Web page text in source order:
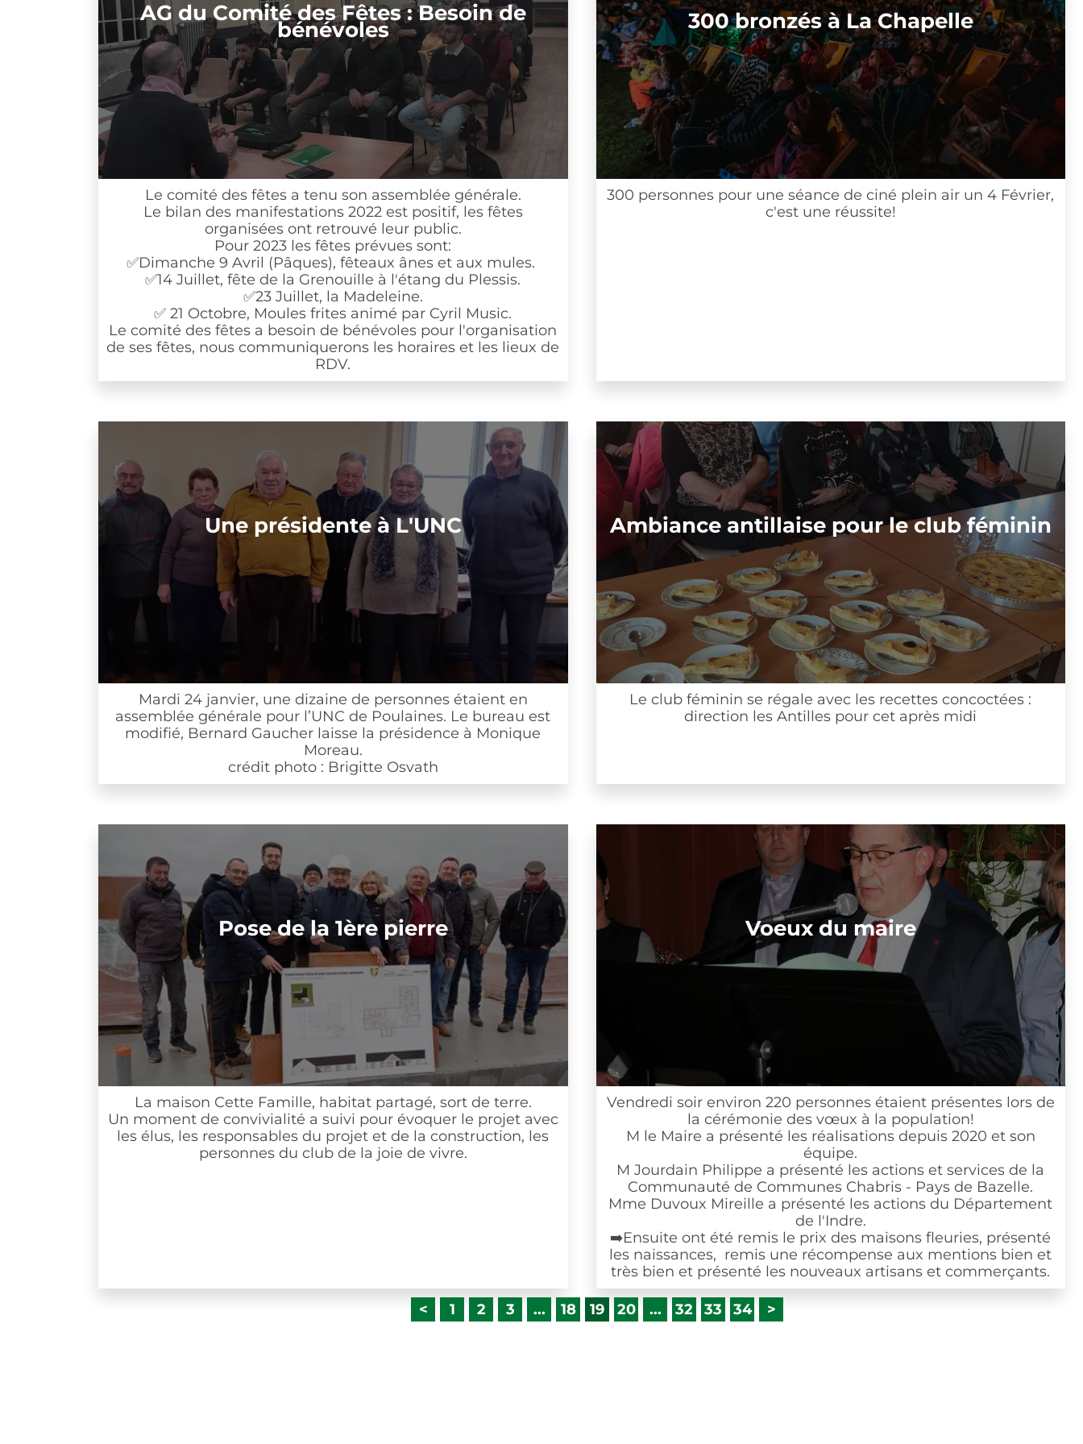
AG du Comité des Fêtes : Besoin de
bénévoles
Le comité des fêtes a tenu son assemblée générale.
Le bilan des manifestations 2022 est positif, les fêtes
organisées ont retrouvé leur public.
Pour 2023 les fêtes prévues sont:
✅️Dimanche 9 Avril (Pâques), fêteaux ânes et aux mules.
✅️14 Juillet, fête de la Grenouille à l'étang du Plessis.
✅️23 Juillet, la Madeleine.
✅️ 21 Octobre, Moules frites animé par Cyril Music.
Le comité des fêtes a besoin de bénévoles pour l'organisation
de ses fêtes, nous communiquerons les horaires et les lieux de
300 bronzés à La Chapelle
300 personnes pour une séance de ciné plein air un 4 Février,
c'est une réussite!
Une présidente à L'UNC
Mardi 24 janvier, une dizaine de personnes étaient en
assemblée générale pour l’UNC de Poulaines. Le bureau est
modifié, Bernard Gaucher laisse la présidence à Monique
Moreau.
crédit photo : Brigitte Osvath
Ambiance antillaise pour le club féminin
Le club féminin se régale avec les recettes concoctées :
direction les Antilles pour cet après midi
Pose de la 1ère pierre
La maison Cette Famille, habitat partagé, sort de terre.
Un moment de convivialité a suivi pour évoquer le projet avec
les élus, les responsables du projet et de la construction, les
personnes du club de la joie de vivre.
Voeux du maire
Vendredi soir environ 220 personnes étaient présentes lors de
la cérémonie des vœux à la population!
M le Maire a présenté les réalisations depuis 2020 et son
équipe.
M Jourdain Philippe a présenté les actions et services de la
Communauté de Communes Chabris - Pays de Bazelle.
Mme Duvoux Mireille a présenté les actions du Département
de l'Indre.
➡️Ensuite ont été remis le prix des maisons fleuries, présenté
les naissances, remis une récompense aux mentions bien et
très bien et présenté les nouveaux artisans et commerçants.
... 18 19 20 ... 32 33 34 >